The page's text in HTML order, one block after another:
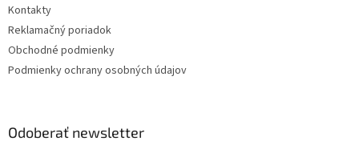
Kontakty
Reklamačný poriadok
Obchodné podmienky
Podmienky ochrany osobných údajov
Odoberať newsletter